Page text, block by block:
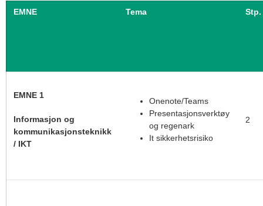
EMNE Tema Stp.
EMNE 1
Informasjon og
kommunikasjonsteknikk
/ IKT
Onenote/Teams
Presentasjonsverktøy
og regenark
It sikkerhetsrisiko
2